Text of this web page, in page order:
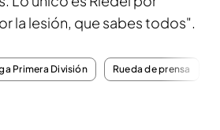
la lesión, que sabes todos".
Primera División Rueda de prensa